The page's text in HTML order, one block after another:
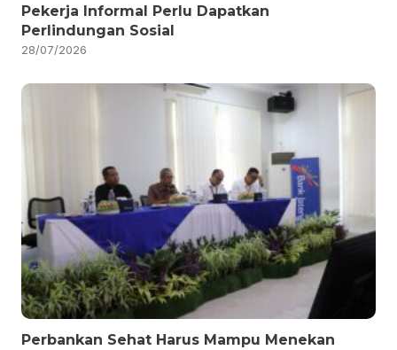
Pekerja Informal Perlu Dapatkan
Perlindungan Sosial
28/07/2026
Perbankan Sehat Harus Mampu Menekan